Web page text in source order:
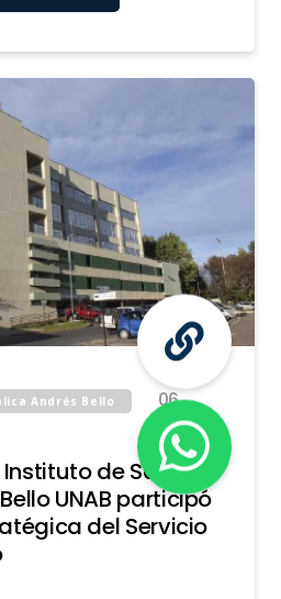
Andrés Bello
06
de Salud
UNAB participó
del Servicio